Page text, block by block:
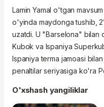
Lamin Yamal o'tgan
o'yinda maydonga tushib,
uzatdi. U "Barselona" bilan
Kubok va Ispaniya
Ispaniya terma jamoasi
penaltilar seriyasiga ko'ra
O'xshash yangiliklar